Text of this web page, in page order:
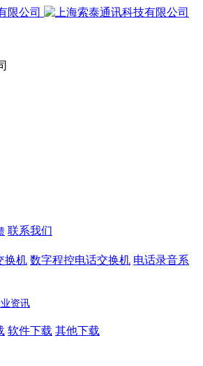
联系我们
换机 数字程控电话交换机 电话录音系
资讯
软件下载 其他下载